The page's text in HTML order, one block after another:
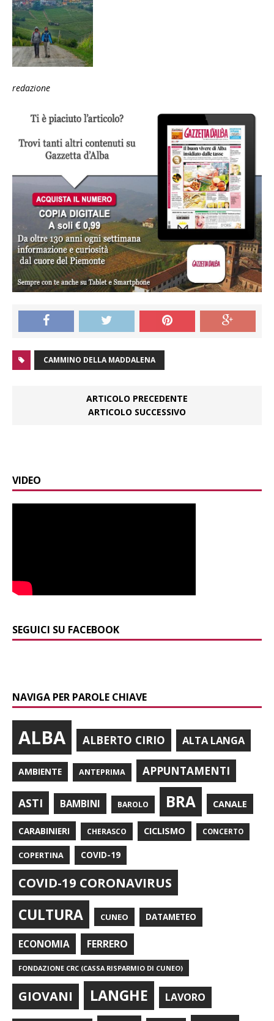
redazione
CAMMINO DELLA MADDALENA
ARTICOLO PRECEDENTE
ARTICOLO SUCCESSIVO
VIDEO
SEGUICI SU FACEBOOK
NAVIGA PER PAROLE CHIAVE
ALBA ALBERTO CIRIO ALTA LANGA
AMBIENTE ANTEPRIMA APPUNTAMENTI
ASTI BAMBINI BAROLO BRA CANALE
CARABINIERI CHERASCO CICLISMO CONCERTO
COPERTINA COVID-19
COVID-19 CORONAVIRUS
CULTURA CUNEO DATAMETEO
ECONOMIA FERRERO
FONDAZIONE CRC (CASSA RISPARMIO DI CUNEO)
GIOVANI LANGHE LAVORO